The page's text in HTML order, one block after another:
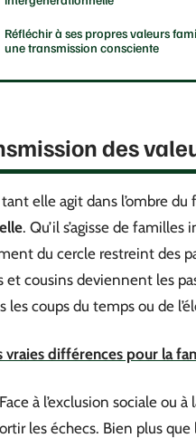
Réfléchir à ses propres valeurs
une transmission consciente
des
elle agit dans l’ombre du
. Qu’il s’agisse de familles
du cercle restreint des
cousins deviennent les
les coups du temps ou de
différences pour la
à l’exclusion sociale ou à
les échecs. Bien plus